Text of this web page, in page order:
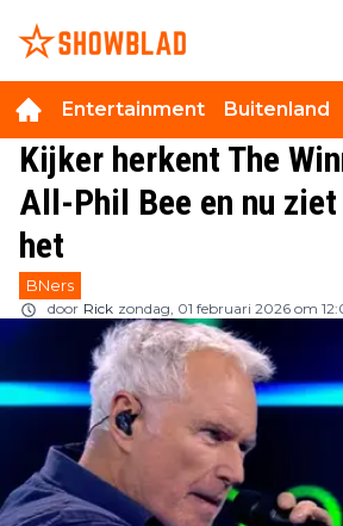
Entertainment Buitenland
Kijker herkent The
All-Phil Bee en nu
het
BNers
door Rick zondag, 01 februari 2026 om